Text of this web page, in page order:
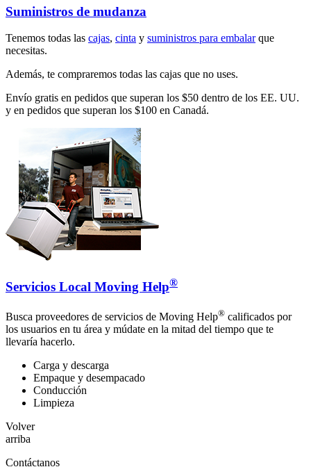
Suministros de mudanza
Tenemos todas las cajas, cinta y suministros para embalarque
necesitas.
Además, te compraremos todas las cajas que no uses.
Envío gratis en pedidos que superan los $50 dentro de los EE. UU.
y en pedidos que superan los $100 en Canadá.
Servicios Local Moving Help®
Busca proveedores de servicios de Moving Help® calificados por
los usuarios en tu área y múdate en la mitad del tiempo que te
llevaría hacerlo.
Carga y descarga
Empaque y desempacado
Conducción
Limpieza
Volver
arriba
Contáctanos